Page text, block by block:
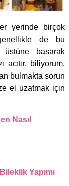
yerinde birçok
de bu
basarak
acıtır, biliyorum.
bulmakta sorun
el uzatmak için
Nasıl
Yapımı